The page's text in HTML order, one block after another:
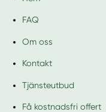
FAQ
Om oss
Kontakt
Tjänsteutbud
Få kostnadsfri offert